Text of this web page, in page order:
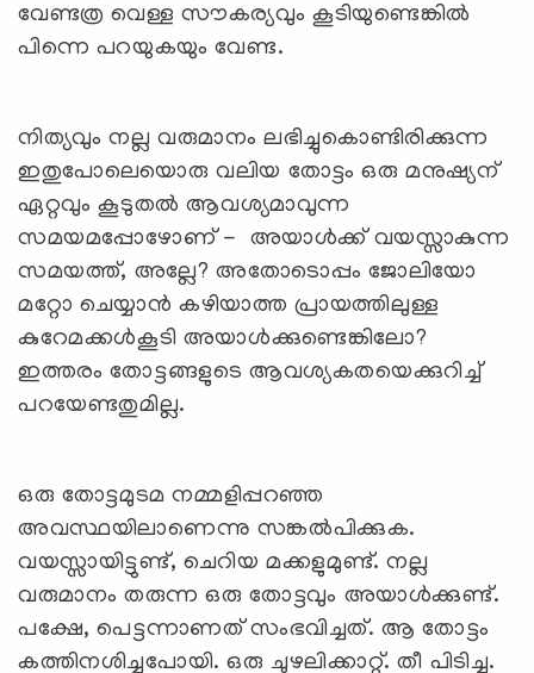
വേണ്ടത്ര വെള്ള സൗകര്യവും കൂടിയുണ്ടെങ്കില്‍
പിന്നെ പറയുകയും വേണ്ട.
നിത്യവും നല്ല വരുമാനം ലഭിച്ചുകൊണ്ടിരിക്കുന്ന
ഇതുപോലെയൊരു വലിയ തോട്ടം ഒരു മനുഷ്യന്
ഏറ്റവും കൂടുതല്‍ ആവശ്യമാവുന്ന
സമയമപ്പോഴോണ് - അയാള്‍ക്ക് വയസ്സാകുന്ന
സമയത്ത്, അല്ലേ? അതോടൊപ്പം ജോലിയോ
മറ്റോ ചെയ്യാന്‍ കഴിയാത്ത പ്രായത്തിലുള്ള
കുറേമക്കള്‍കൂടി അയാള്‍ക്കുണ്ടെങ്കിലോ?
ഇത്തരം തോട്ടങ്ങളുടെ ആവശ്യകതയെക്കുറിച്ച്
പറയേണ്ടതുമില്ല.
ഒരു തോട്ടമുടമ നമ്മളിപ്പറഞ്ഞ
അവസ്ഥയിലാണെന്നു സങ്കല്‍പിക്കുക.
വയസ്സായിട്ടുണ്ട്, ചെറിയ മക്കളുമുണ്ട്. നല്ല
വരുമാനം തരുന്ന ഒരു തോട്ടവും അയാള്‍ക്കുണ്ട്.
പക്ഷേ, പെട്ടന്നാണത് സംഭവിച്ചത്. ആ തോട്ടം
കത്തിനശിച്ചുപോയി. ഒരു ചുഴലിക്കാറ്റ്. തീ പിടിച്ചു.